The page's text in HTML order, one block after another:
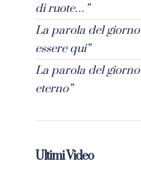
di ruote…”
La parola del
essere qui”
La parola del
eterno”
Ultimi Video